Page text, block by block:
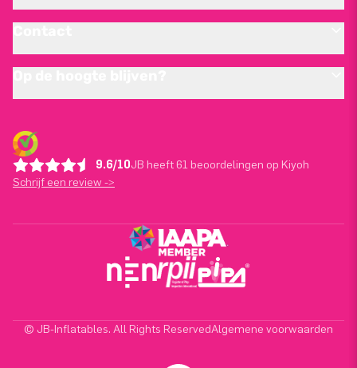
9.6/10JB heeft 61 beoordelingen op Kiyoh
Schrijf een review ->
© JB-Inflatables. All Rights ReservedAlgemene voorwaarden